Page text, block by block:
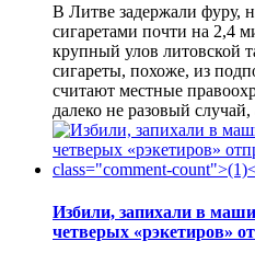
В Литве задержали фуру,
сигаретами почти на 2,4
крупный улов литовской
сигареты, похоже, из
считают местные
далеко не разовый
Избили, запихали в
четверых «рэкетиров»